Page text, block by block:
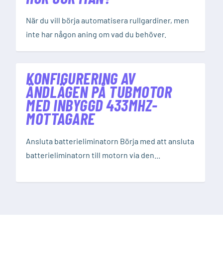
När du vill börja automatisera rullgardiner, men
inte har någon aning om vad du behöver.
KONFIGURERING AV
ÄNDLÄGEN PÅ TUBMOTOR
MED INBYGGD 433MHZ-
MOTTAGARE
Ansluta batterieliminatorn Börja med att ansluta
batterieliminatorn till motorn via den...